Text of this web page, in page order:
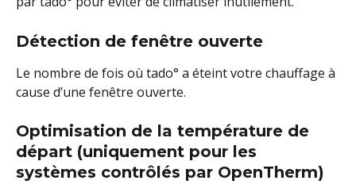
Détection de fenêtre ouverte
Le nombre de fois où tado° a éteint votre chauffage à
cause d’une fenêtre ouverte.
Optimisation de la température de
départ (uniquement pour les
systèmes contrôlés par OpenTherm)